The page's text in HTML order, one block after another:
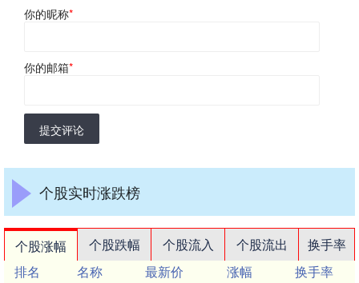
你的昵称*
你的邮箱*
提交评论
个股实时涨跌榜
个股涨幅 个股跌幅 个股流入 个股流出
换手率
排名
名称 最新价 涨幅
换手率